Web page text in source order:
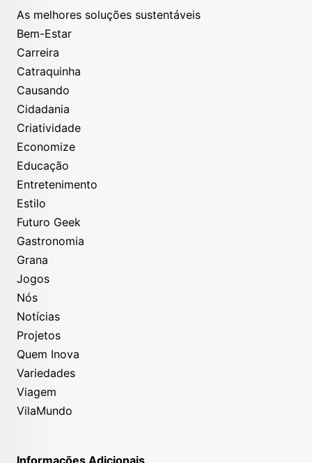
As melhores soluções sustentáveis
Bem-Estar
Carreira
Catraquinha
Causando
Cidadania
Criatividade
Economize
Educação
Entretenimento
Estilo
Futuro Geek
Gastronomia
Grana
Jogos
Nós
Notícias
Projetos
Quem Inova
Variedades
Viagem
VilaMundo
Informações Adicionais